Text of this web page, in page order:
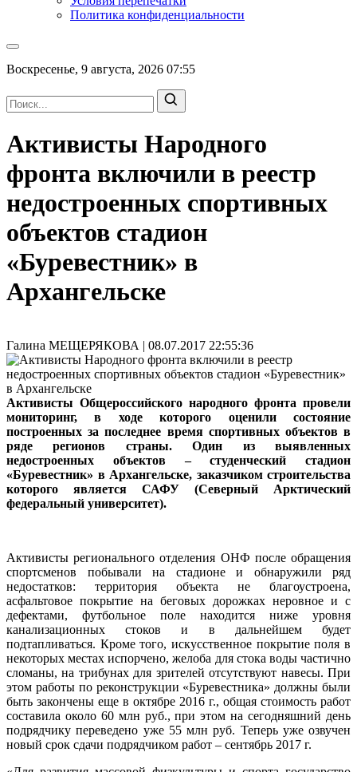
Политика конфиденциальности
Воскресенье, 9 августа, 2026 07:55
Активисты Народного
фронта включили в реестр
недостроенных спортивных
объектов стадион
«Буревестник» в
Архангельске
Галина МЕЩЕРЯКОВА | 08.07.2017 22:55:36
Активисты Общероссийского народного фронта провели
мониторинг, в ходе которого оценили состояние
построенных за последнее время спортивных объектов в
ряде регионов страны. Один из выявленных
недостроенных объектов – студенческий стадион
«Буревестник» в Архангельске, заказчиком строительства
которого является САФУ (Северный Арктический
федеральный университет).
Активисты регионального отделения ОНФ после обращения
спортсменов побывали на стадионе и обнаружили ряд
недостатков: территория объекта не благоустроена,
асфальтовое покрытие на беговых дорожках неровное и с
дефектами, футбольное поле находится ниже уровня
канализационных стоков и в дальнейшем будет
подтапливаться. Кроме того, искусственное покрытие поля в
некоторых местах испорчено, желоба для стока воды частично
сломаны, на трибунах для зрителей отсутствуют навесы. При
этом работы по реконструкции «Буревестника» должны были
быть закончены еще в октябре 2016 г., общая стоимость работ
составила около 60 млн руб., при этом на сегодняшний день
подрядчику переведено уже 55 млн руб. Теперь уже озвучен
новый срок сдачи подрядчиком работ – сентябрь 2017 г.